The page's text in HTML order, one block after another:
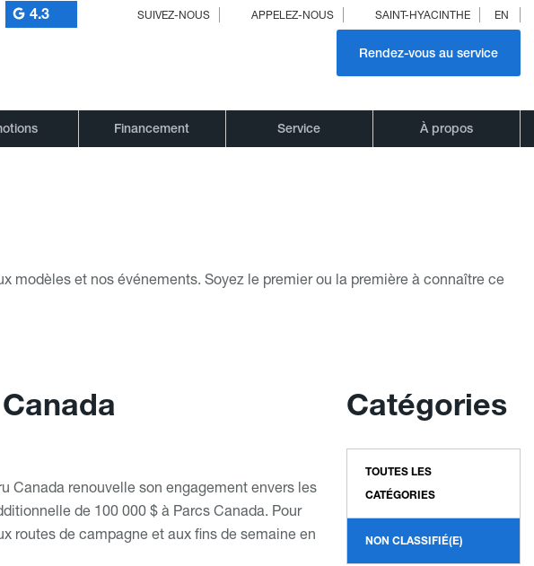
4.3 SUIVEZ-NOUS APPELEZ-NOUS SAINT-HYACINTHE EN
Rendez-vous au service
Financement Service À propos
modèles et nos événements. Soyez le premier ou la première à connaître ce
Canada renouvelle son engagement envers les
de 100 000 $ à Parcs Canada. Pour
routes de campagne et aux fins de semaine en
Catégories
TOUTES LES
CATÉGORIES
NON CLASSIFIÉ(E)